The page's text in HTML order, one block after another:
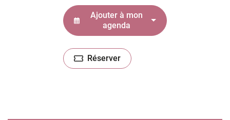
Ajouter à mon
agenda
Réserver
(ouverture dans un nouvel onglet)